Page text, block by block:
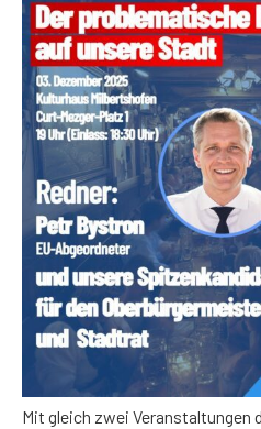
Mit gleich zwei Veranstaltungen